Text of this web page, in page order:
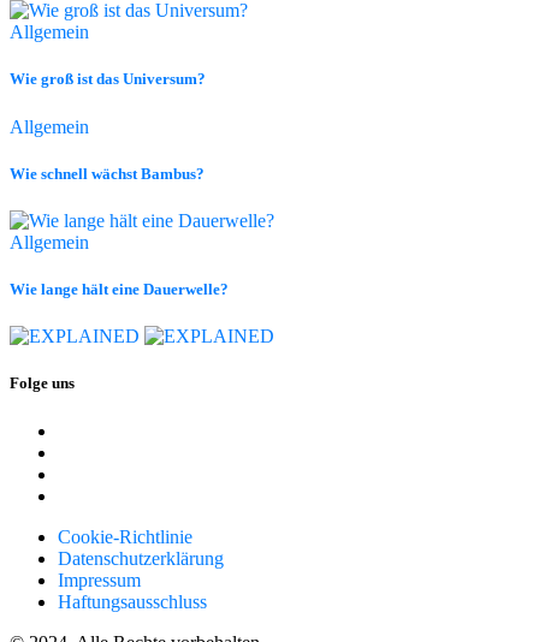
Allgemein
Wie groß ist das Universum?
Allgemein
Wie schnell wächst Bambus?
Allgemein
Wie lange hält eine Dauerwelle?
Folge uns
Cookie-Richtlinie
Datenschutzerklärung
Impressum
Haftungsausschluss